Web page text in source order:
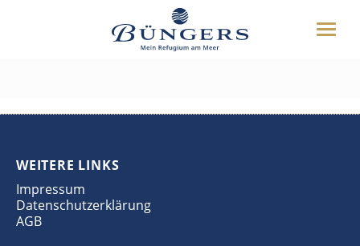
Toggle
BUCHEN
04349 8070
DSC_4098 Bild 4
WEITERE LINKS
Impressum
Datenschutzerklärung
AGB